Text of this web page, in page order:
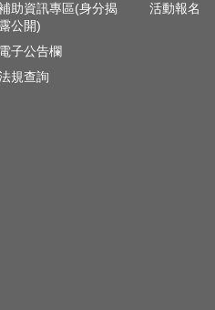
助資訊專區(身分揭
露公開)
電子公告欄
規查詢
活動報名